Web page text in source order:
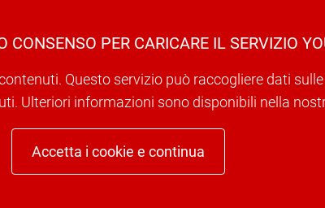
CONSENSO PER CARICARE IL SERVIZIO
Questo servizio può raccogliere dati
Ulteriori informazioni sono disponibili nella
Accetta i cookie e continua